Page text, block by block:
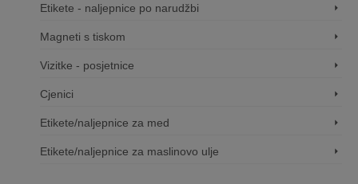
Etikete - naljepnice po narudžbi
Magneti s tiskom
Vizitke - posjetnice
Cjenici
Etikete/naljepnice za med
Etikete/naljepnice za maslinovo ulje